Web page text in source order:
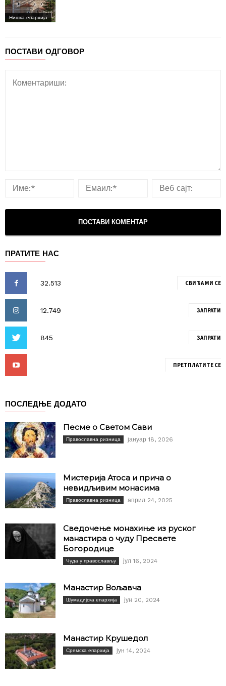
Нишка епархија
ПОСТАВИ ОДГОВОР
ПРАТИТЕ НАС
СВИЂА МИ СЕ
ЗАПРАТИ
ЗАПРАТИ
ПРЕТПЛАТИТЕ СЕ
ПОСЛЕДЊЕ ДОДАТО
Песме о Светом Сави
Православна ризница јануар 18, 2026
Мистерија Атоса и прича о
невидљивим монасима
Православна ризница април 24, 2025
Сведочење монахиње из руског
манастира о чуду Пресвете
Богородице
Чуда у православљу јул 16, 2024
Манастир Вољавча
Шумадијска епархија јун 20, 2024
Манастир Крушедол
Сремска епархија јун 14, 2024